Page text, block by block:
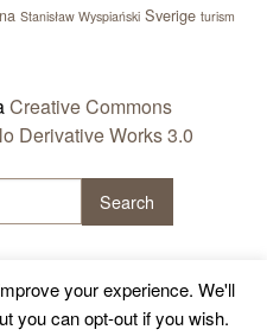
Stanisław Wyspiański Sverige turism
Creative Commons
Derivative Works 3.0
your experience. We'll
you can opt-out if you wish.